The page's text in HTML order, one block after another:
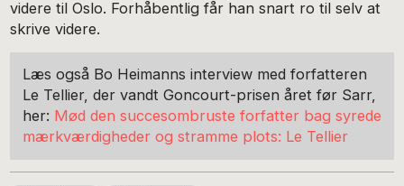
videre til Oslo. Forhåbentlig får han snart ro til selv at
skrive videre.
Læs også Bo Heimanns interview med forfatteren
Le Tellier, der vandt Goncourt-prisen året før Sarr,
her: Mød den succesombruste forfatter bag syrede
mærkværdigheder og stramme plots: Le Tellier